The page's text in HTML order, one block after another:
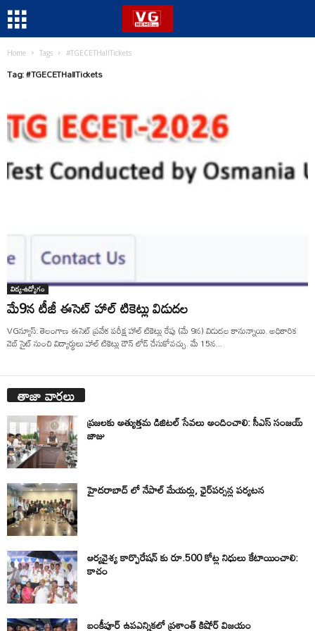
Home Tags #TGECETHallTickets
Tag: #TGECETHallTickets
విద్య-ఉద్యోగం
మే9న టీజీ ఈసెట్ హాల్ టికెట్లు విడుదల
VGన్యూస్: తెలంగాణ ఈసెట్ ప్రవేశ పరీక్ష హాల్ టికెట్లు రేపు (మే 9న) విడుదల కానున్నాయి. అధికారిక
వెబ్ సైట్ నుంచి విద్యార్థులు హాల్ టికెట్లు డౌన్ లోడ్ చేసుకోవచ్చు. మే 15న...
తాజా వార్తలు
ప్రజలకు అత్యుత్తమ డిజిటల్ సేవలు అందించాలి: సీఎస్ సంజయ్
జాజు
హైదరాబాద్ లో నేపాల్ మేయర్లు, ఛైర్‌పర్సన్ల పర్యటన
ఆర్యవైశ్య కార్పొరేషన్ కు రూ.500 కోట్ల నిధులు కేటాయించాలి:
కాచం
బంకీపూర్ ఉపఎన్నికలో ప్రశాంత్ కిషోర్ విజయం